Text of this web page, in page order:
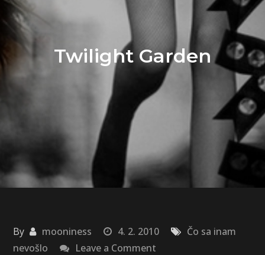
Twilight Garden
By mooniness 4. 2. 2010
Čo sa inam
nevošlo
Leave a Comment